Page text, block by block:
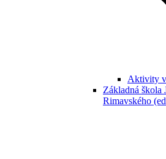
Aktivity
Základná škola
Rimavského